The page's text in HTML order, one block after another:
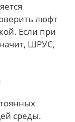
люфт
Если при
ШРУС,
среды.